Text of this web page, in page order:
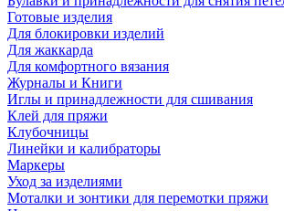
Готовые изделия
Для блокировки изделий
Для жаккарда
Для комфортного вязания
Журналы и Книги
Иглы и принадлежности для сшивания
Клей для пряжи
Клубочницы
Линейки и калибраторы
Маркеры
Уход за изделиями
Моталки и зонтики для перемотки пряжи